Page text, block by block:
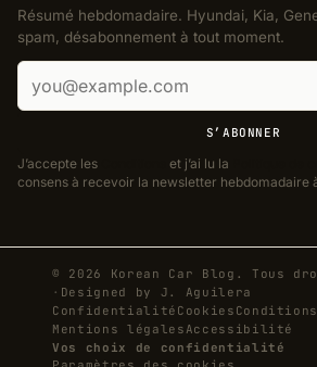
Résumé hebdomadaire. Hyundai, Kia,
spam, désabonnement à tout moment.
Adresse e-mail
S’ABONNER
J’accepte les et j’ai lu la
consens à recevoir la newsletter hebdomadaire
© 2026 Korean Car Blog. Tous
· Designed by J. Aguilera
Confidentialité Cookies Conditions
Mentions légalesAccessibilité
Vos choix de confidentialité